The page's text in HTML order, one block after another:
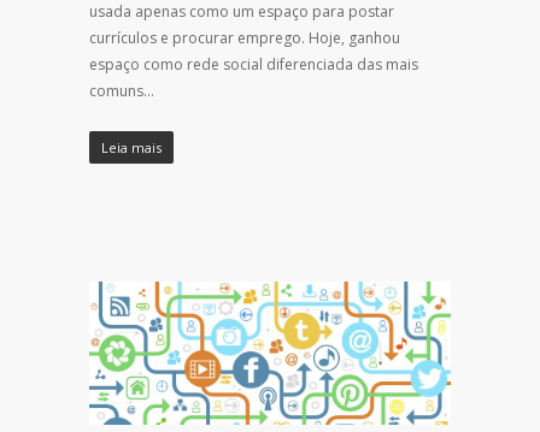
usada apenas como um espaço para postar
currículos e procurar emprego. Hoje, ganhou
espaço como rede social diferenciada das mais
comuns…
Leia mais